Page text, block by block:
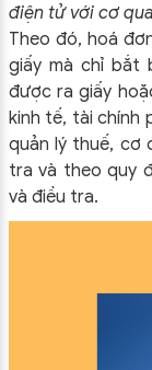
điện tử với cơ
Theo đó, hoá
giấy mà chỉ bắt
được ra giấy
kinh tế, tài chính
quản lý thuế, cơ
tra và theo quy
và điều tra.